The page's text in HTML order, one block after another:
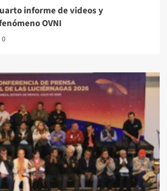
informe de videos y
OVNI
0